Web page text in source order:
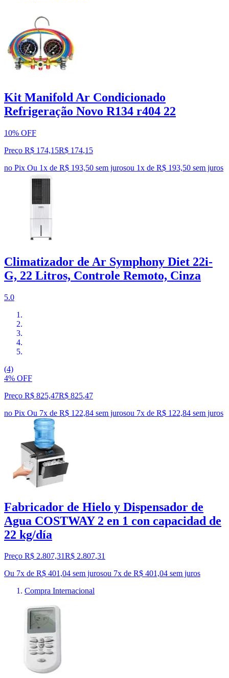
Kit Manifold Ar Condicionado
Refrigeração Novo R134 r404 22
10% OFF
Preço R$ 174,15R$ 174,15
no Pix Ou 1x de R$ 193,50 sem jurosou 1x de R$ 193,50 sem juros
Climatizador de Ar Symphony Diet 22i-
G, 22 Litros, Controle Remoto, Cinza
5.0
(4)
4% OFF
Preço R$ 825,47R$ 825,47
no Pix Ou 7x de R$ 122,84 sem jurosou 7x de R$ 122,84 sem juros
Fabricador de Hielo y Dispensador de
Agua COSTWAY 2 en 1 con capacidad de
22 kg/día
Preço R$ 2.807,31R$ 2.807,31
Ou 7x de R$ 401,04 sem jurosou 7x de R$ 401,04 sem juros
Compra Internacional